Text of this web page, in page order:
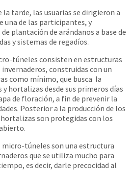
tarde, las usuarias se dirigieron a
una de las participantes, y
plantación de arándanos a base de
y sistemas de regadíos.
túneles consisten en estructuras
construidas con un
como mínimo, que busca la
hortalizas desde sus primeros días
de floración, a fin de prevenir la
Posterior a la producción de los
son protegidas con los
micro-túneles son una estructura
que se utiliza mucho para
es decir, darle precocidad al